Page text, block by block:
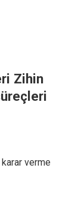
Zihin
verme